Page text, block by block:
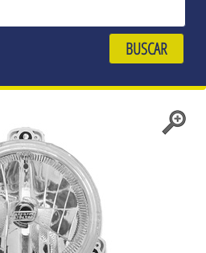
BUSCAR